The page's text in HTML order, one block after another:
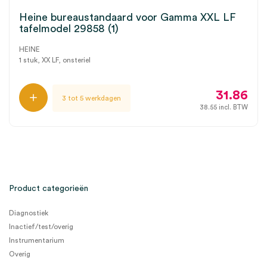
Heine bureaustandaard voor Gamma XXL LF
tafelmodel 29858 (1)
HEINE
1 stuk, XX LF, onsteriel
3 tot 5 werkdagen 31.86
38.55 incl. BTW
Product categorieën
Diagnostiek
Inactief/test/overig
Instrumentarium
Overig